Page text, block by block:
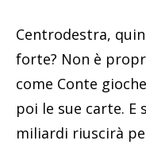
Centrodestra,
forte? Non è
come Conte
poi le sue carte. E
miliardi riuscirà